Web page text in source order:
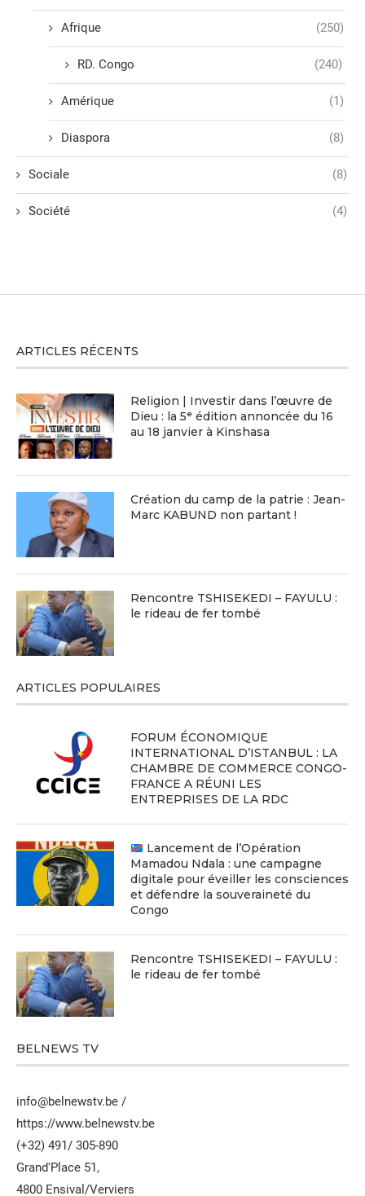
Afrique (250)
RD. Congo (240)
Amérique (1)
Diaspora (8)
Sociale (8)
Société (4)
ARTICLES RÉCENTS
Religion | Investir dans l’œuvre de
Dieu : la 5ᵉ édition annoncée du 16
au 18 janvier à Kinshasa
Création du camp de la patrie : Jean-
Marc KABUND non partant !
Rencontre TSHISEKEDI – FAYULU :
le rideau de fer tombé
ARTICLES POPULAIRES
FORUM ÉCONOMIQUE
INTERNATIONAL D’ISTANBUL : LA
CHAMBRE DE COMMERCE CONGO-
FRANCE A RÉUNI LES
ENTREPRISES DE LA RDC
Lancement de l’Opération
Mamadou Ndala : une campagne
digitale pour éveiller les consciences
et défendre la souveraineté du
Congo
Rencontre TSHISEKEDI – FAYULU :
le rideau de fer tombé
BELNEWS TV
info@belnewstv.be /
https://www.belnewstv.be
(+32) 491/ 305-890
Grand'Place 51,
4800 Ensival/Verviers